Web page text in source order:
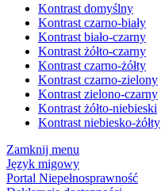
Kontrast domyślny
Kontrast czarno-biały
Kontrast biało-czarny
Kontrast żółto-czarny
Kontrast czarno-żółty
Kontrast czarno-zielony
Kontrast zielono-czarny
Kontrast żółto-niebieski
Kontrast niebiesko-żółty
Zamknij menu
Język migowy
Portal Niepełnosprawność